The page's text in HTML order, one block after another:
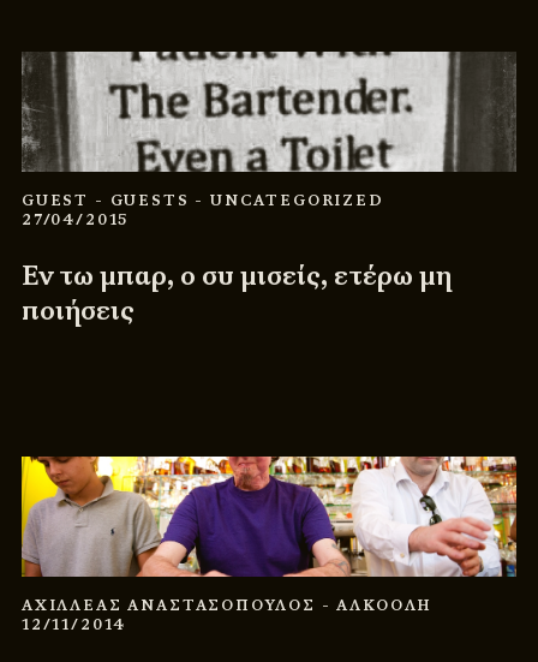
GUEST - GUESTS - UNCATEGORIZED
27/04/2015
Εν τω μπαρ, ο συ μισείς, ετέρω μη
ποιήσεις
ΑΧΙΛΛΕΑΣ ΑΝΑΣΤΑΣΟΠΟΥΛΟΣ - ΑΛΚΟΟΛΗ
12/11/2014